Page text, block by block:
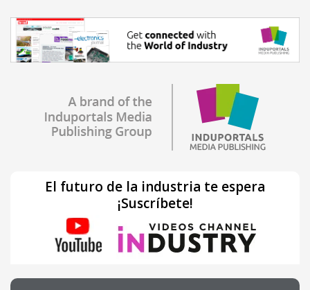
El futuro de la industria te espera
¡Suscríbete!